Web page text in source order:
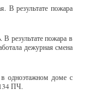
В результате пожара
результате пожара в
дежурная смена
одноэтажном доме с
ПЧ.